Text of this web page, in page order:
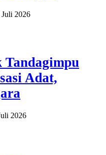
Juli 2026
Adat,
2026